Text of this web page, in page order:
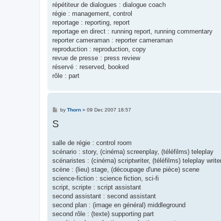
répétiteur de dialogues : dialogue coach
régie : management, control
reportage : reporting, report
reportage en direct : running report, running commentary
reporter cameraman : reporter cameraman
reproduction : reproduction, copy
revue de presse : press review
réservé : reserved, booked
rôle : part
P
s
t
by Thorn» 09 Dec 2007 18:57
S
salle de régie : control room
scénario : story, (cinéma) screenplay, (téléfilms) teleplay
scénaristes : (cinéma) scriptwriter, (téléfilms) teleplay
scène : (lieu) stage, (découpage d'une pièce) scene
science-fiction : science fiction, sci-fi
script, scripte : script assistant
second assistant : second assistant
second plan : (image en général) middleground
second rôle : (texte) supporting part